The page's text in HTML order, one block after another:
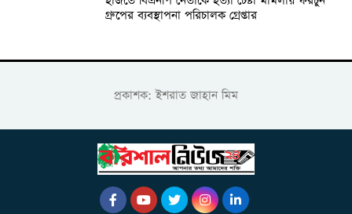
গ্রুপের ব্যবস্থাপনা পরিচালক গ্রেপ্তার
প্রকাশক: ইশরাত জাহান মিম